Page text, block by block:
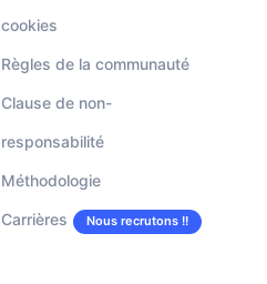
cookies
Règles de la communauté
Clause de non-
responsabilité
Méthodologie
Carrières Nous recrutons !!